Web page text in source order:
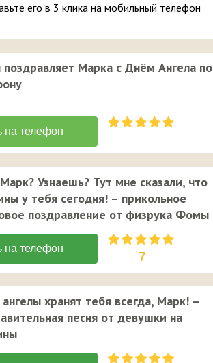
его в 3 клика на мобильный телефон
поздравляет Марка с Днём Ангела по
Узнаешь? Тут мне сказали, что
у тебя сегодня! – прикольное
поздравление от физрука Фомы
7
ангелы хранят тебя всегда, Марк! –
песня от девушки на